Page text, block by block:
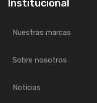
Institucional
Nuestras marcas
Sobre nosotros
Noticias